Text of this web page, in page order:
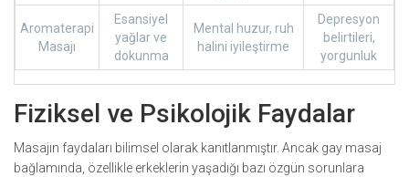
Aromaterapi
Masajı
Esansiyel
yağlar ve
dokunma
Mental huzur, ruh
halini iyileştirme
Depresyon
belirtileri,
yorgunluk
Fiziksel ve Psikolojik Faydalar
Masajın faydaları bilimsel olarak kanıtlanmıştır. Ancak gay masaj
bağlamında, özellikle erkeklerin yaşadığı bazı özgün sorunlara